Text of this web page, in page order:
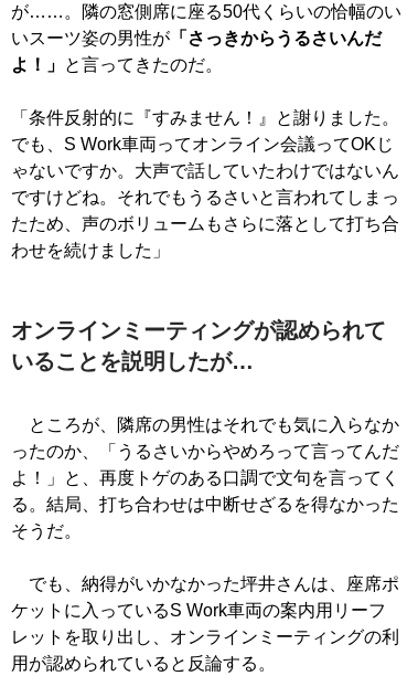
が……。隣の窓側席に座る50代くらいの恰幅のい
いスーツ姿の男性が 「さっきからうるさいんだ
よ！」 と言ってきたのだ。
「条件反射的に『すみません！』と謝りました。
でも、S Work車両ってオンライン会議ってOKじ
ゃないですか。大声で話していたわけではないん
ですけどね。それでもうるさいと言われてしまっ
たため、声のボリュームもさらに落として打ち合
わせを続けました」
オンラインミーティングが認められて
いることを説明したが…
ところが、隣席の男性はそれでも気に入らなか
ったのか、「うるさいからやめろって言ってんだ
よ！」と、再度トゲのある口調で文句を言ってく
る。結局、打ち合わせは中断せざるを得なかった
そうだ。
でも、納得がいかなかった坪井さんは、座席ポ
ケットに入っているS Work車両の案内用リーフ
レットを取り出し、オンラインミーティングの利
用が認められていると反論する。